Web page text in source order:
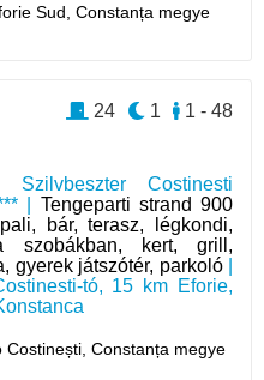
Sud,Constanța megye
Szilvbeszter Costinesti
| Tengeparti strand 900
bár, terasz, légkondi,
szobákban, kert, grill,
gyerek játszótér, parkoló|
tó, 15 km Eforie,
Costinești,Constanța megye
1 - 48
1
24